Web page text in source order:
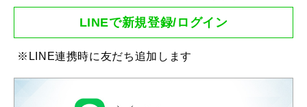
LINEで新規登録/ログイン
※LINE連携時に友だち追加します